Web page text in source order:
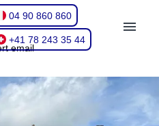
04 90 860 860
+41 78 243 35 44
email